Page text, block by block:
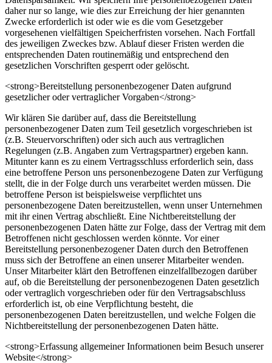
daher nur so lange, wie dies zur Erreichung der hier genannten
Zwecke erforderlich ist oder wie es die vom Gesetzgeber
vorgesehenen vielfältigen Speicherfristen vorsehen. Nach Fortfall
des jeweiligen Zweckes bzw. Ablauf dieser Fristen werden die
entsprechenden Daten routinemäßig und entsprechend den
gesetzlichen Vorschriften gesperrt oder gelöscht.
<strong>Bereitstellung personenbezogener Daten aufgrund
gesetzlicher oder vertraglicher Vorgaben</strong>
Wir klären Sie darüber auf, dass die Bereitstellung
personenbezogener Daten zum Teil gesetzlich vorgeschrieben ist
(z.B. Steuervorschriften) oder sich auch aus vertraglichen
Regelungen (z.B. Angaben zum Vertragspartner) ergeben kann.
Mitunter kann es zu einem Vertragsschluss erforderlich sein, dass
eine betroffene Person uns personenbezogene Daten zur Verfügung
stellt, die in der Folge durch uns verarbeitet werden müssen. Die
betroffene Person ist beispielsweise verpflichtet uns
personenbezogene Daten bereitzustellen, wenn unser Unternehmen
mit ihr einen Vertrag abschließt. Eine Nichtbereitstellung der
personenbezogenen Daten hätte zur Folge, dass der Vertrag mit dem
Betroffenen nicht geschlossen werden könnte. Vor einer
Bereitstellung personenbezogener Daten durch den Betroffenen
muss sich der Betroffene an einen unserer Mitarbeiter wenden.
Unser Mitarbeiter klärt den Betroffenen einzelfallbezogen darüber
auf, ob die Bereitstellung der personenbezogenen Daten gesetzlich
oder vertraglich vorgeschrieben oder für den Vertragsabschluss
erforderlich ist, ob eine Verpflichtung besteht, die
personenbezogenen Daten bereitzustellen, und welche Folgen die
Nichtbereitstellung der personenbezogenen Daten hätte.
<strong>Erfassung allgemeiner Informationen beim Besuch unserer
Website</strong>